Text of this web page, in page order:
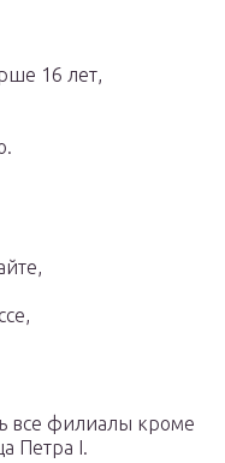
16 лет,
все филиалы кроме
Петра I.